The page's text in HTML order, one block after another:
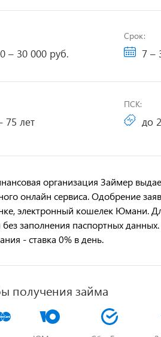
– 30 000 руб.
Срок:
7 –
75 лет
ПСК:
до
организация Займер
онлайн сервиса. Одобрение
электронный кошелек Юмани.
без заполнения паспортных
- ставка 0% в день.
получения займа